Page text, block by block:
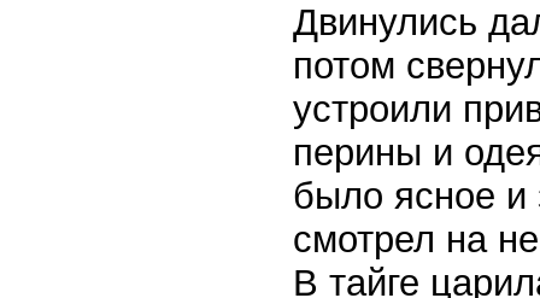
Двинулись
потом
устроили
перины и
было ясное и
смотрел на
В тайге